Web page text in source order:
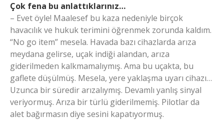
Çok fena bu anlattıklarınız…
– Evet öyle! Maalesef bu kaza nedeniyle birçok
havacılık ve hukuk terimini öğrenmek zorunda kaldım.
“No go item” mesela. Havada bazı cihazlarda arıza
meydana gelirse, uçak indiği alandan, arıza
giderilmeden kalkmamalıymış. Ama bu uçakta, bu
gaflete düşülmüş. Mesela, yere yaklaşma uyarı cihazı…
Uzunca bir süredir arızalıymış. Devamlı yanlış sinyal
veriyormuş. Arıza bir türlü giderilmemiş. Pilotlar da
alet bağırmasın diye sesini kapatıyormuş.